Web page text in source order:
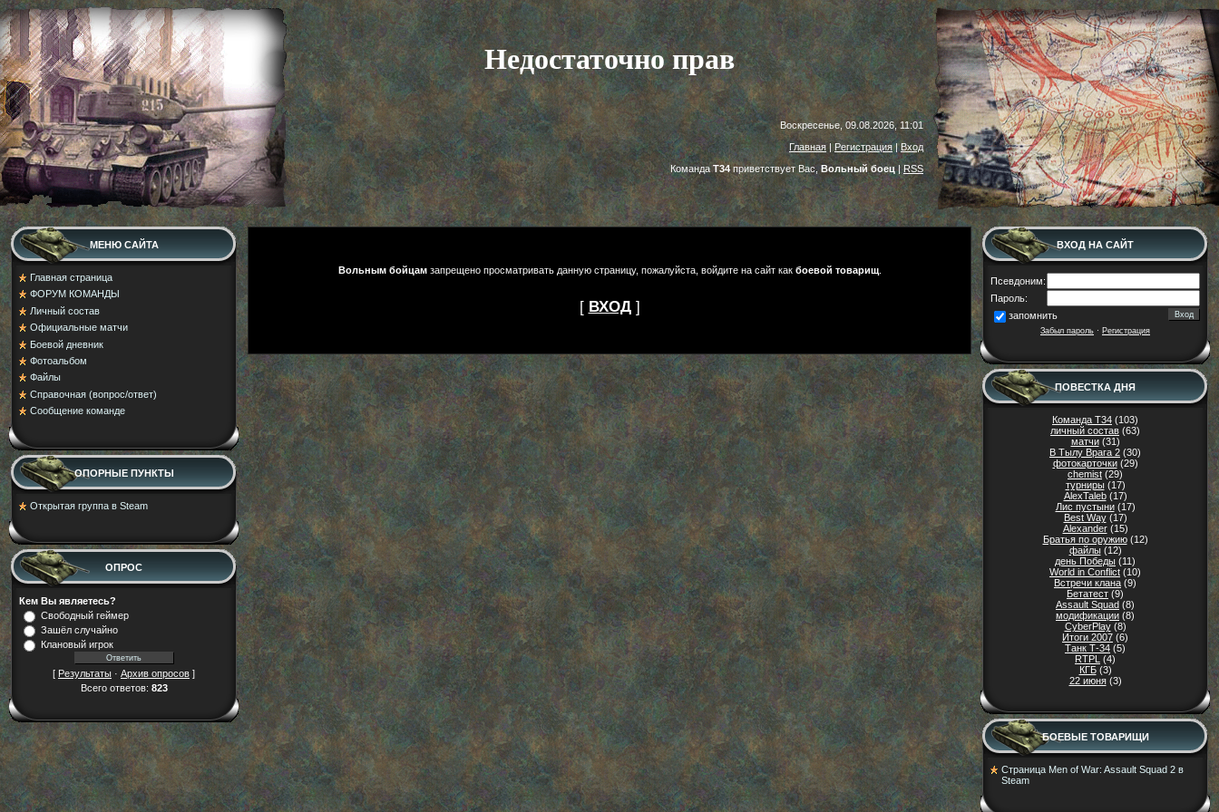
Недостаточно прав
Воскресенье, 09.08.2026, 11:01
Главная
Регистрация| Вход
КомандаТ34приветствует Вас,Вольный боец | RSS
МЕНЮ САЙТА
Главная страница
ФОРУМ КОМАНДЫ
Личный состав
Официальные матчи
Боевой дневник
Фотоальбом
Файлы
Справочная (вопрос/ответ)
Cообщение команде
ОПОРНЫЕ ПУНКТЫ
Открытая группа в Steam
ОПРОС
Кем Вы являетесь?
Свободный геймер
Зашёл случайно
Клановый игрок
[ Результаты · Архив опросов ]
Всего ответов: 823
Вольным бойцамзапрещено просматривать данную страницу, пожалуйста, войдите на сайт как боевой товарищ.
[ ВХОД]
ВХОД НА САЙТ
Псевдоним:
Пароль:
запомнить
Забыл пароль · Регистрация
ПОВЕСТКА ДНЯ
Команда Т34 (103)
личный состав (63)
матчи(31)
В Тылу Врага 2 (30)
фотокарточки(29)
chemist (29)
турниры(17)
AlexTaleb(17)
Лис пустыни(17)
Best Way(17)
Alexander(15)
Братья по оружию(12)
файлы(12)
день Победы (11)
World in Conflict (10)
Встречи клана (9)
Бетатест (9)
Assault Squad (8)
модификации (8)
CyberPlay(8)
Итоги 2007 (6)
Танк Т-34 (5)
RTPL (4)
КГБ(3)
22 июня(3)
БОЕВЫЕ ТОВАРИЩИ
Страница Men of War: Assault Squad 2 в
Steam